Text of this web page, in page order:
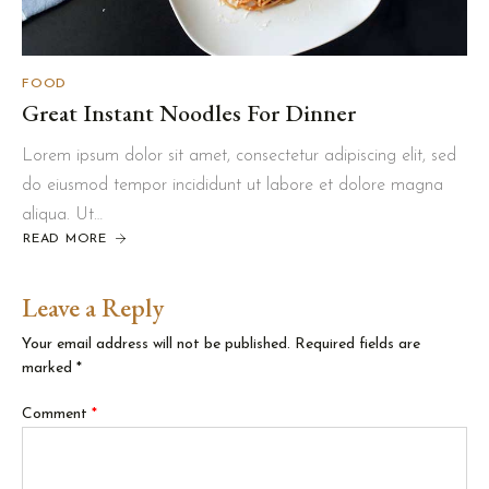
FOOD
Great Instant Noodles For Dinner
Lorem ipsum dolor sit amet, consectetur adipiscing elit, sed
do eiusmod tempor incididunt ut labore et dolore magna
aliqua. Ut…
READ MORE
ABOUT
DINNER
Leave a Reply
Your email address will not be published. Required fields are
marked *
Comment *